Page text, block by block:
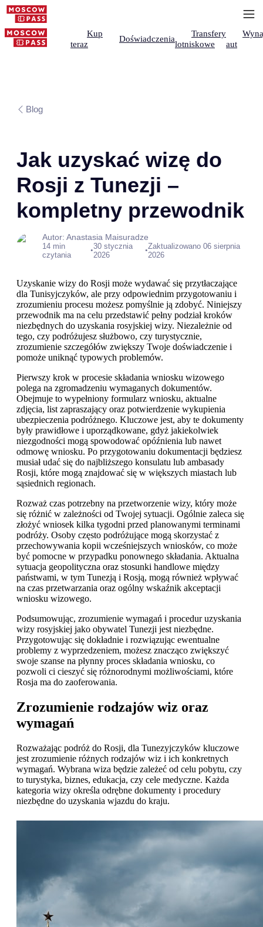
Kup
teraz
Doświadczenia
Transfery
lotniskowe
aut
Blog
Jak uzyskać wizę do
Rosji z Tunezji –
kompletny przewodnik
Autor: Anastasia Maisuradze
14 min
czytania
•30 stycznia
2026
•Zaktualizowano 06 sierpnia
2026
Uzyskanie wizy do Rosji może wydawać się przytłaczające
dla Tunisyjczyków, ale przy odpowiednim przygotowaniu i
zrozumieniu procesu możesz pomyślnie ją zdobyć. Niniejszy
przewodnik ma na celu przedstawić pełny podział kroków
niezbędnych do uzyskania rosyjskiej wizy. Niezależnie od
tego, czy podróżujesz służbowo, czy turystycznie,
zrozumienie szczegółów zwiększy Twoje doświadczenie i
pomoże uniknąć typowych problemów.
Pierwszy krok w procesie składania wniosku wizowego
polega na zgromadzeniu wymaganych dokumentów.
Obejmuje to wypełniony formularz wniosku, aktualne
zdjęcia, list zapraszający oraz potwierdzenie wykupienia
ubezpieczenia podróżnego. Kluczowe jest, aby te dokumenty
były prawidłowe i uporządkowane, gdyż jakiekolwiek
niezgodności mogą spowodować opóźnienia lub nawet
odmowę wniosku. Po przygotowaniu dokumentacji będziesz
musiał udać się do najbliższego konsulatu lub ambasady
Rosji, które mogą znajdować się w większych miastach lub
sąsiednich regionach.
Rozważ czas potrzebny na przetworzenie wizy, który może
się różnić w zależności od Twojej sytuacji. Ogólnie zaleca się
złożyć wniosek kilka tygodni przed planowanymi terminami
podróży. Osoby często podróżujące mogą skorzystać z
przechowywania kopii wcześniejszych wniosków, co może
być pomocne w przypadku ponownego składania. Aktualna
sytuacja geopolityczna oraz stosunki handlowe między
państwami, w tym Tunezją i Rosją, mogą również wpływać
na czas przetwarzania oraz ogólny wskaźnik akceptacji
wniosku wizowego.
Podsumowując, zrozumienie wymagań i procedur uzyskania
wizy rosyjskiej jako obywatel Tunezji jest niezbędne.
Przygotowując się dokładnie i rozwiązując ewentualne
problemy z wyprzedzeniem, możesz znacząco zwiększyć
swoje szanse na płynny proces składania wniosku, co
pozwoli ci cieszyć się różnorodnymi możliwościami, które
Rosja ma do zaoferowania.
Zrozumienie rodzajów wiz oraz
wymagań
Rozważając podróż do Rosji, dla Tunezyjczyków kluczowe
jest zrozumienie różnych rodzajów wiz i ich konkretnych
wymagań. Wybrana wiza będzie zależeć od celu pobytu, czy
to turystyka, biznes, edukacja, czy cele medyczne. Każda
kategoria wizy określa odrębne dokumenty i procedury
niezbędne do uzyskania wjazdu do kraju.